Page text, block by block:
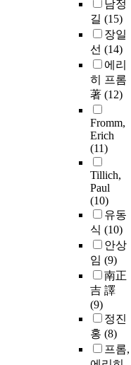
남정
길 (15)
장일
선 (14)
에리
히 프롬
著 (12)
Fromm,
Erich
(11)
Tillich,
Paul
(10)
유동
식 (10)
안상
임 (9)
南正
吉 譯
(9)
정진
홍 (8)
프롬,